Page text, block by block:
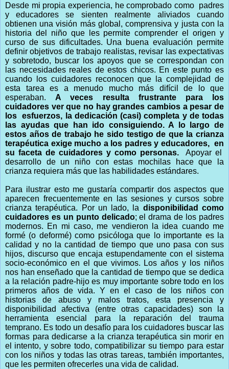
Desde mi propia experiencia, he comprobado como padres
y educadores se sienten realmente aliviados cuando
obtienen una visión más global, comprensiva y justa con la
historia del niño que les permite comprender el origen y
curso de sus dificultades. Una buena evaluación permite
definir objetivos de trabajo realistas, revisar las expectativas
y sobretodo, buscar los apoyos que se correspondan con
las necesidades reales de estos chicos. En este punto es
cuando los cuidadores reconocen que la complejidad de
esta tarea es a menudo mucho más difícil de lo que
esperaban.A veces resulta frustrante para los
cuidadores ver que no hay grandes cambios a pesar de
los esfuerzos, la dedicación (casi) completa y de todas
las ayudas que han ido consiguiendo. A lo largo de
estos años de trabajo he sido testigo de que la crianza
terapéutica exige mucho a los padres y educadores, en
su faceta de cuidadores y como personas. Apoyar el
desarrollo de un niño con estas mochilas hace que la
crianza requiera más que las habilidades estándares.
Para ilustrar esto me gustaría compartir dos aspectos que
aparecen frecuentemente en las sesiones y cursos sobre
crianza terapéutica. Por un lado, la disponibilidad como
cuidadores es un punto delicado; el drama de los padres
modernos. En mi caso, me vendieron la idea cuando me
formé (o deformé) como psicóloga que lo importante es la
calidad y no la cantidad de tiempo que uno pasa con sus
hijos, discurso que encaja estupendamente con el sistema
socio-económico en el que vivimos. Los años y los niños
nos han enseñado que la cantidad de tiempo que se dedica
a la relación padre-hijo es muy importante sobre todo en los
primeros años de vida. Y en el caso de los niños con
historias de abuso y malos tratos, esta presencia y
disponibilidad afectiva (entre otras capacidades) son la
herramienta esencial para la reparación del trauma
temprano. Es todo un desafío para los cuidadores buscar las
formas para dedicarse a la crianza terapéutica sin morir en
el intento, y sobre todo, compatibilizar su tiempo para estar
con los niños y todas las otras tareas, también importantes,
que les permiten ofrecerles una vida de calidad.